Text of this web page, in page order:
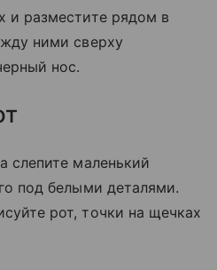
и разместите рядом в
ними сверху
нос.
слепите маленький
под белыми деталями.
рот, точки на щечках